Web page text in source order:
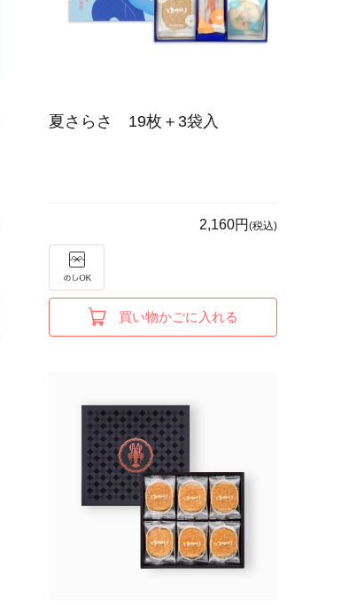
夏さらさ 19枚＋3袋入
2,160円 (税込)
買い物かごに入れる